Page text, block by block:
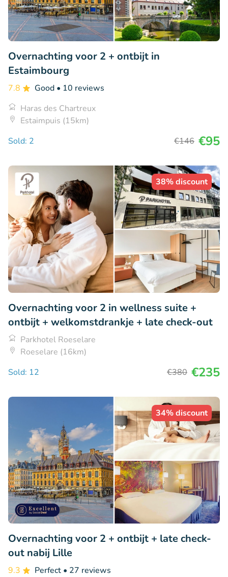
Overnachting voor 2 + ontbijt in
Estaimbourg
7.8 Good • 10 reviews
Haras des Chartreux
Estaimpuis (15km)
Sold: 2
€146 €95
38% discount
Overnachting voor 2 in wellness suite +
ontbijt + welkomstdrankje + late check-out
Parkhotel Roeselare
Roeselare (16km)
Sold: 12
€380 €235
34% discount
Overnachting voor 2 + ontbijt + late check-
out nabij Lille
9.3 Perfect • 27 reviews